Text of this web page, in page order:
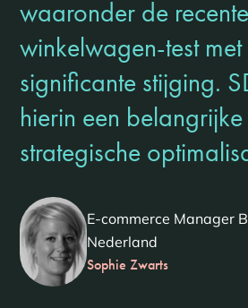
waaronder de recente
winkelwagen-test met
significante stijging.
hierin een
strategische
E-commerce Manager
Nederland
Sophie Zwarts